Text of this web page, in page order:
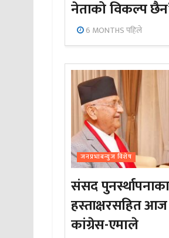
नेताको विकल्प
6 MONTHS पहिले
जनप्रभाबन्युज विशेष
संसद
हस्ताक्षरसहित आज
कांग्रेस-एमाले